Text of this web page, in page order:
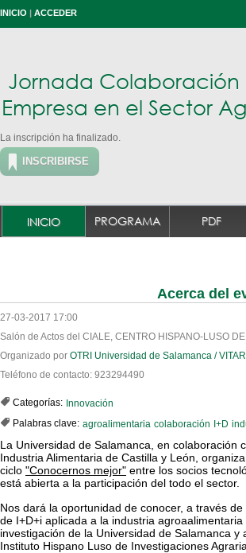
INICIO | ACCEDER
Jornada Colaboración
Empresa en el Sector
La inscripción ha finalizado.
INSCRIBIRSE
INICIO PROGRAMA PDF
Acerca del
27-03-2017 17:00
Salón de Actos del CIALE, CENTRO HISPANO-LUSO
Organizado por OTRI Universidad de Salamanca /
Teléfono de contacto: 923294490
Categorías: Innovación
Palabras clave: agroalimentaria colaboración I+D
La Universidad de Salamanca, en colaboración
Industria Alimentaria de Castilla y León,
ciclo "Conocernos mejor" entre los socios
está abierta a la participación del todo el sector.
Nos dará la oportunidad de conocer, a través
de I+D+i aplicada a la industria
investigación de la Universidad de Salamanca
Instituto Hispano Luso de Investigaciones